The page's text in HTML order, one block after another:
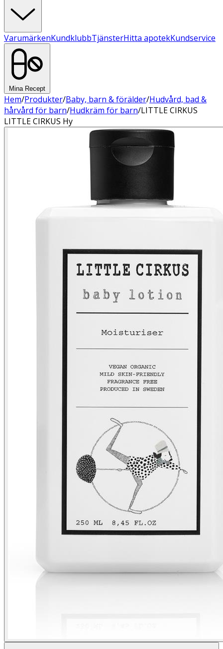
VarumärkenKundklubbTjänsterHitta apotekKundservice
Mina Recept
Hem/Produkter/Baby, barn & förälder/Hudvård, bad &
hårvård för barn/Hudkräm för barn/LITTLE CIRKUS
LITTLE CIRKUS Hy